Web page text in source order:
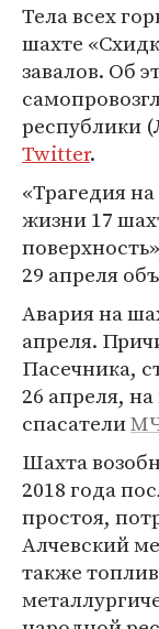
Тела всех
шахте
завалов. Об
республики
Twitter.
«Трагедия
жизни 17
29 апреля
Авария на
апреля.
Пасечника,
26 апреля,
спасатели
Шахта
2018 года
простоя,
Алчевский
также